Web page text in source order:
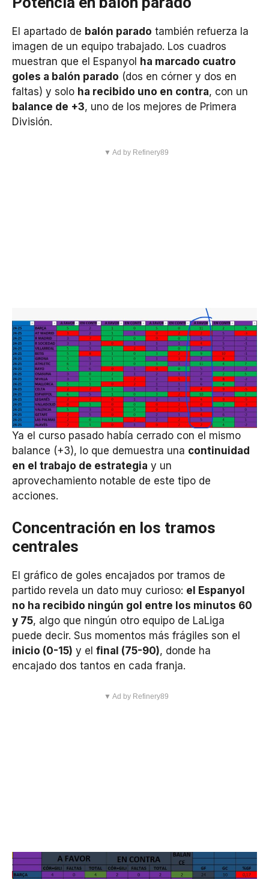
El apartado de balón parado también refuerza la
imagen de un equipo trabajado. Los cuadros
muestran que el Espanyol ha marcado cuatro
goles a balón parado (dos en córner y dos en
faltas) y solo ha recibido uno en contra, con un
balance de +3, uno de los mejores de Primera
División.
▼ Ad by Refinery89
Ya el curso pasado había cerrado con el mismo
balance (+3), lo que demuestra una continuidad
en el trabajo de estrategia y un
aprovechamiento notable de este tipo de
acciones.
Concentración en los tramos
centrales
El gráfico de goles encajados por tramos de
partido revela un dato muy curioso: el Espanyol
no ha recibido ningún gol entre los minutos 60
y 75, algo que ningún otro equipo de LaLiga
puede decir. Sus momentos más frágiles son el
inicio (0-15) y el final (75-90), donde ha
encajado dos tantos en cada franja.
▼ Ad by Refinery89